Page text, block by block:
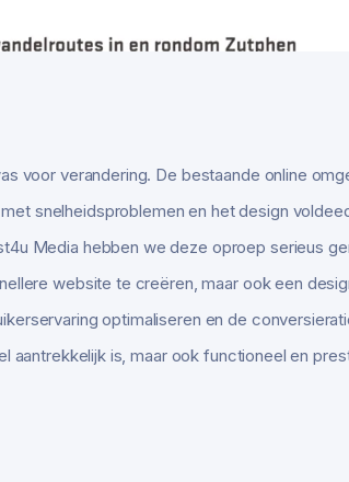
voor verandering. De bestaande online
snelheidsproblemen en het design
Media hebben we deze oproep serieus
website te creëren, maar ook een
optimaliseren en de
aantrekkelijk is, maar ook functioneel en